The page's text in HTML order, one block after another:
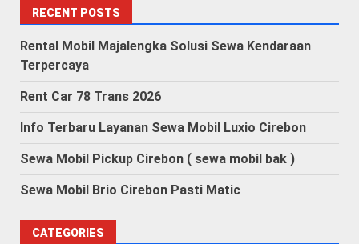
RECENT POSTS
Rental Mobil Majalengka Solusi Sewa Kendaraan
Terpercaya
Rent Car 78 Trans 2026
Info Terbaru Layanan Sewa Mobil Luxio Cirebon
Sewa Mobil Pickup Cirebon ( sewa mobil bak )
Sewa Mobil Brio Cirebon Pasti Matic
CATEGORIES